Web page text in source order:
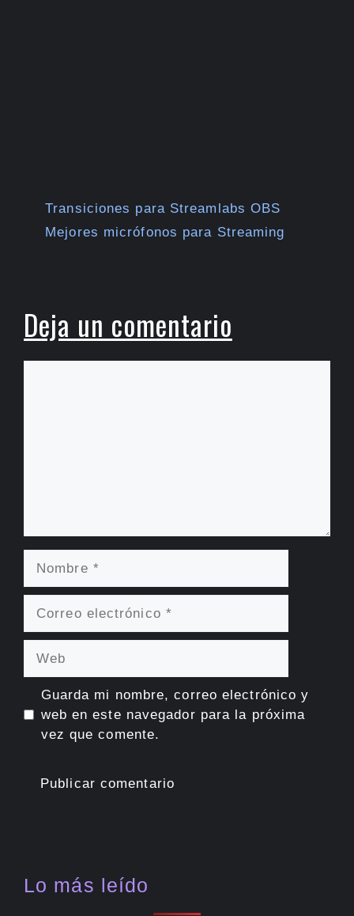
Transiciones para Streamlabs OBS
Mejores micrófonos para Streaming
Deja un comentario
Guarda mi nombre, correo electrónico y
web en este navegador para la próxima
vez que comente.
Lo más leído